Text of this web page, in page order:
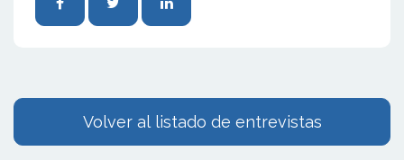
Volver al listado de entrevistas